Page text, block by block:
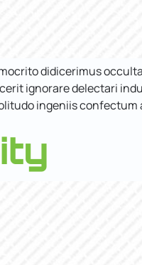
didicerimus
ignorare delectari
ingeniis